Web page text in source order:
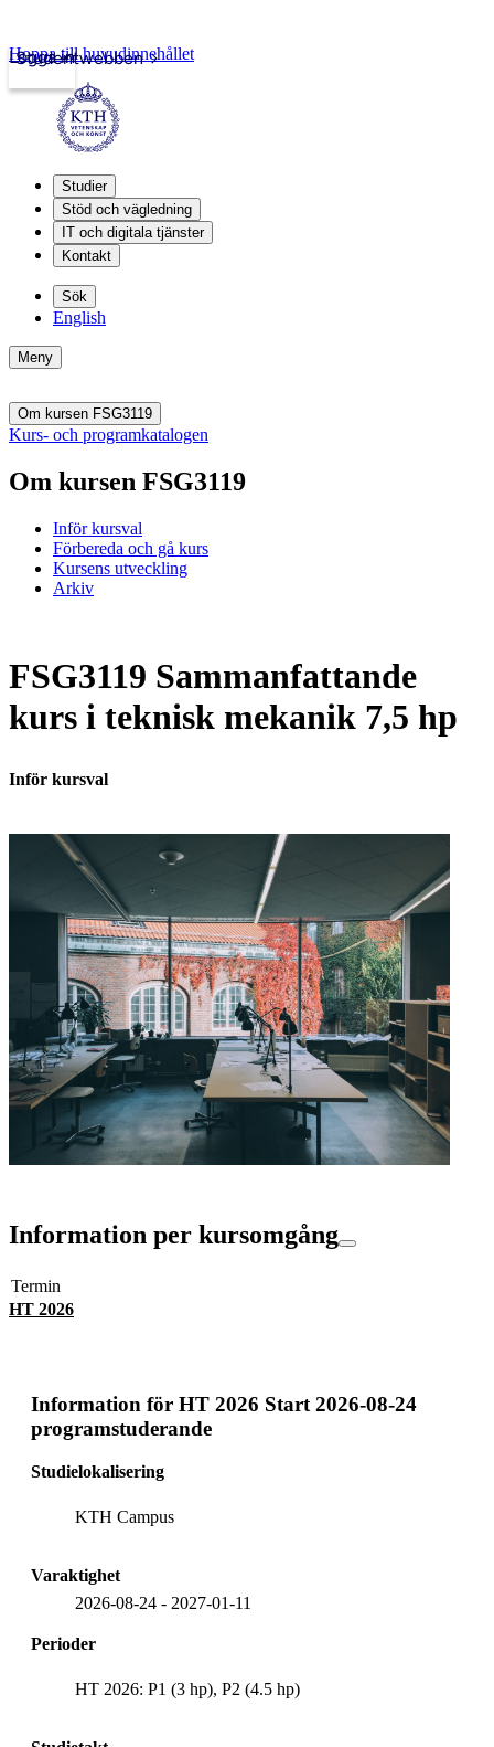
Studentwebben
Logga in
Hoppa till huvudinnehållet
Studier
Stöd och vägledning
IT och digitala tjänster
Kontakt
Sök
English
Meny
Om kursen FSG3119
Kurs- och programkatalogen
Om kursen FSG3119
Inför kursval
Förbereda och gå kurs
Kursens utveckling
Arkiv
FSG3119 Sammanfattande
kurs i teknisk mekanik 7,5 hp
Inför kursval
Information per kursomgång
Termin
HT 2026
Information för HT 2026 Start 2026-08-24
programstuderande
Studielokalisering
KTH Campus
Varaktighet
2026-08-24 - 2027-01-11
Perioder
HT 2026: P1 (3 hp), P2 (4.5 hp)